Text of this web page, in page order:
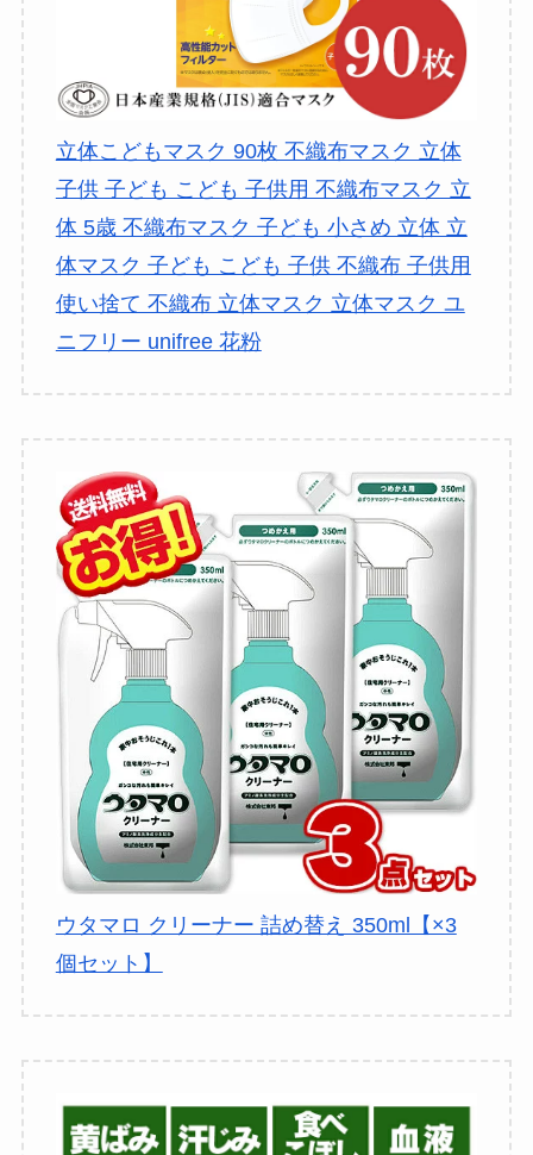
立体こどもマスク 90枚 不織布マスク 立体
子供 子ども こども 子供用 不織布マスク 立
体 5歳 不織布マスク 子ども 小さめ 立体 立
体マスク 子ども こども 子供 不織布 子供用
使い捨て 不織布 立体マスク 立体マスク ユ
ニフリー unifree 花粉
ウタマロ クリーナー 詰め替え 350ml【×3
個セット】